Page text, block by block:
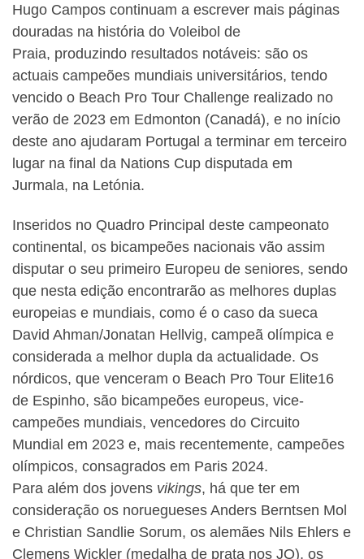
Hugo Campos continuam a escrever mais páginas
douradas na história do Voleibol de
Praia, produzindo resultados notáveis: são os
actuais campeões mundiais universitários, tendo
vencido o Beach Pro Tour Challenge realizado no
verão de 2023 em Edmonton (Canadá), e no início
deste ano ajudaram Portugal a terminar em terceiro
lugar na final da Nations Cup disputada em
Jurmala, na Letónia.
Inseridos no Quadro Principal deste campeonato
continental, os bicampeões nacionais vão assim
disputar o seu primeiro Europeu de seniores, sendo
que nesta edição encontrarão as melhores duplas
europeias e mundiais, como é o caso da sueca
David Ahman/Jonatan Hellvig, campeã olímpica e
considerada a melhor dupla da actualidade. Os
nórdicos, que venceram o Beach Pro Tour Elite16
de Espinho, são bicampeões europeus, vice-
campeões mundiais, vencedores do Circuito
Mundial em 2023 e, mais recentemente, campeões
olímpicos, consagrados em Paris 2024.
Para além dos jovens vikings, há que ter em
consideração os noruegueses Anders Berntsen Mol
e Christian Sandlie Sorum, os alemães Nils Ehlers e
Clemens Wickler (medalha de prata nos JO), os